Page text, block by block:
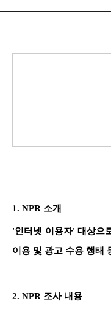
1. NPR 소개
'인터넷 이용자' 대상으
이용 및 광고 수용 행태
2. NPR 조사 내용